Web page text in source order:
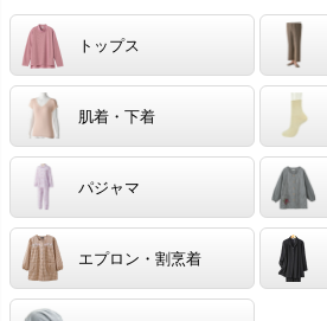
トップス
肌着・下着
パジャマ
エプロン・割烹着